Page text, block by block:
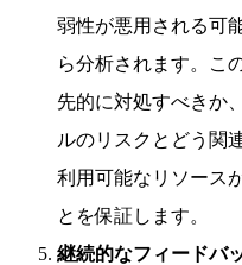
弱性が悪用される可
ら分析されます。こ
先的に対処すべきか
ルのリスクとどう関
利用可能なリソース
とを保証します。
継続的なフィードバ